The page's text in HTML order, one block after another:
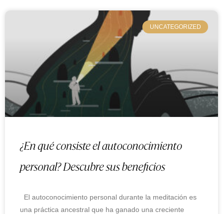
UNCATEGORIZED
¿En qué consiste el autoconocimiento
personal? Descubre sus beneficios
El autoconocimiento personal durante la meditación es
una práctica ancestral que ha ganado una creciente